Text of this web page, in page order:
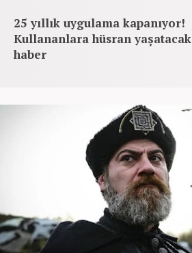
25 yıllık uygulama kapanıyor!
Kullananlara hüsran yaşatacak
haber